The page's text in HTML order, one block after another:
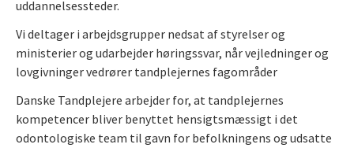
uddannelsessteder.
Vi deltager i arbejdsgrupper nedsat af styrelser og
ministerier og udarbejder høringssvar, når vejledninger og
lovgivninger vedrører tandplejernes fagområder
Danske Tandplejere arbejder for, at tandplejernes
kompetencer bliver benyttet hensigtsmæssigt i det
odontologiske team til gavn for befolkningens og udsatte